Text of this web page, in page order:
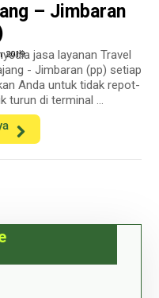
– Jimbaran
2019
jasa layanan Travel
- Jimbaran (pp) setiap
Anda untuk tidak repot-
turun di terminal ...